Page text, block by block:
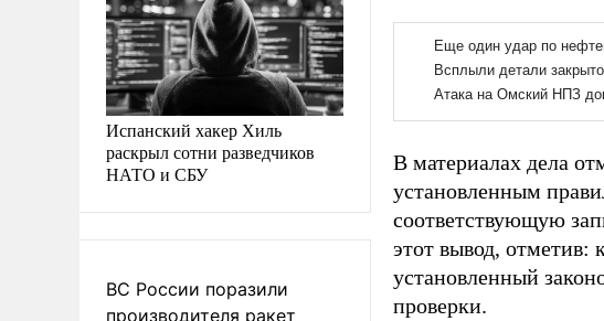
Испанский хакер Хиль
раскрыл сотни разведчиков
НАТО и СБУ
ВС России поразили
производителя ракет
В материалах дела
установленным
соответствующую
этот вывод, отметив:
установленный
проверки.